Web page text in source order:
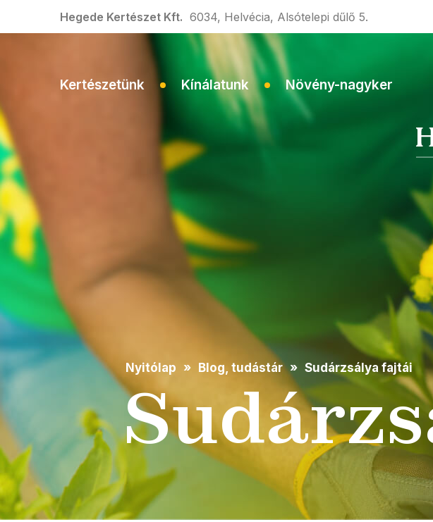
Hegede Kertészet Kft. 6034, Helvécia, Alsótelepi dűlő 5.
Kertészetünk Kínálatunk Növény-nagyker
Nyitólap Blog, tudástár Sudárzsálya fajtái